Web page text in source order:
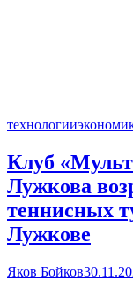
технологии
Клуб
Лужкова
теннисных
Лужкове
Яков Бойков